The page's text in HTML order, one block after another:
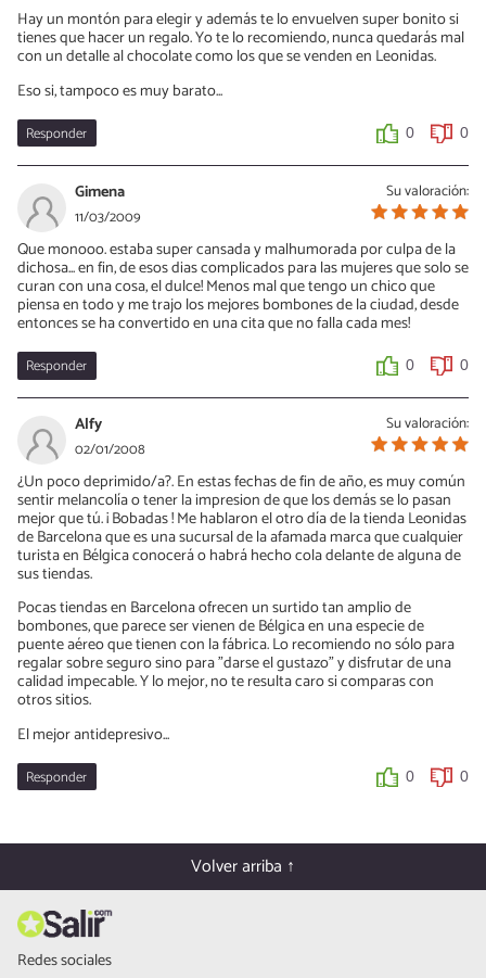
Hay un montón para elegir y además te lo envuelven super bonito si
tienes que hacer un regalo. Yo te lo recomiendo, nunca quedarás mal
con un detalle al chocolate como los que se venden en Leonidas.
Eso si, tampoco es muy barato...
Responder 0 0
Su valoración:
Gimena
11/03/2009
Que monooo. estaba super cansada y malhumorada por culpa de la
dichosa... en fin, de esos dias complicados para las mujeres que solo se
curan con una cosa, el dulce! Menos mal que tengo un chico que
piensa en todo y me trajo los mejores bombones de la ciudad, desde
entonces se ha convertido en una cita que no falla cada mes!
Responder 0 0
Su valoración:
Alfy
02/01/2008
¿Un poco deprimido/a?. En estas fechas de fin de año, es muy común
sentir melancolía o tener la impresion de que los demás se lo pasan
mejor que tú. ¡ Bobadas ! Me hablaron el otro día de la tienda Leonidas
de Barcelona que es una sucursal de la afamada marca que cualquier
turista en Bélgica conocerá o habrá hecho cola delante de alguna de
sus tiendas.
Pocas tiendas en Barcelona ofrecen un surtido tan amplio de
bombones, que parece ser vienen de Bélgica en una especie de
puente aéreo que tienen con la fábrica. Lo recomiendo no sólo para
regalar sobre seguro sino para "darse el gustazo" y disfrutar de una
calidad impecable. Y lo mejor, no te resulta caro si comparas con
otros sitios.
El mejor antidepresivo...
Responder 0 0
Volver arriba ↑
Redes sociales